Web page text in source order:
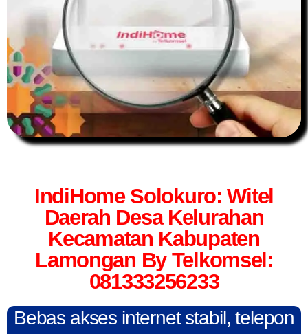
IndiHome Solokuro: Witel
Daerah Desa Kelurahan
Kecamatan Kabupaten
Lamongan By Telkomsel:
081333256233
Bebas akses internet stabil, telepon